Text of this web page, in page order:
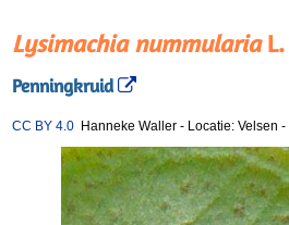
Lysimachia nummulariaL.
Penningkruid
CC BY 4.0 Hanneke Waller - Locatie: Velsen -